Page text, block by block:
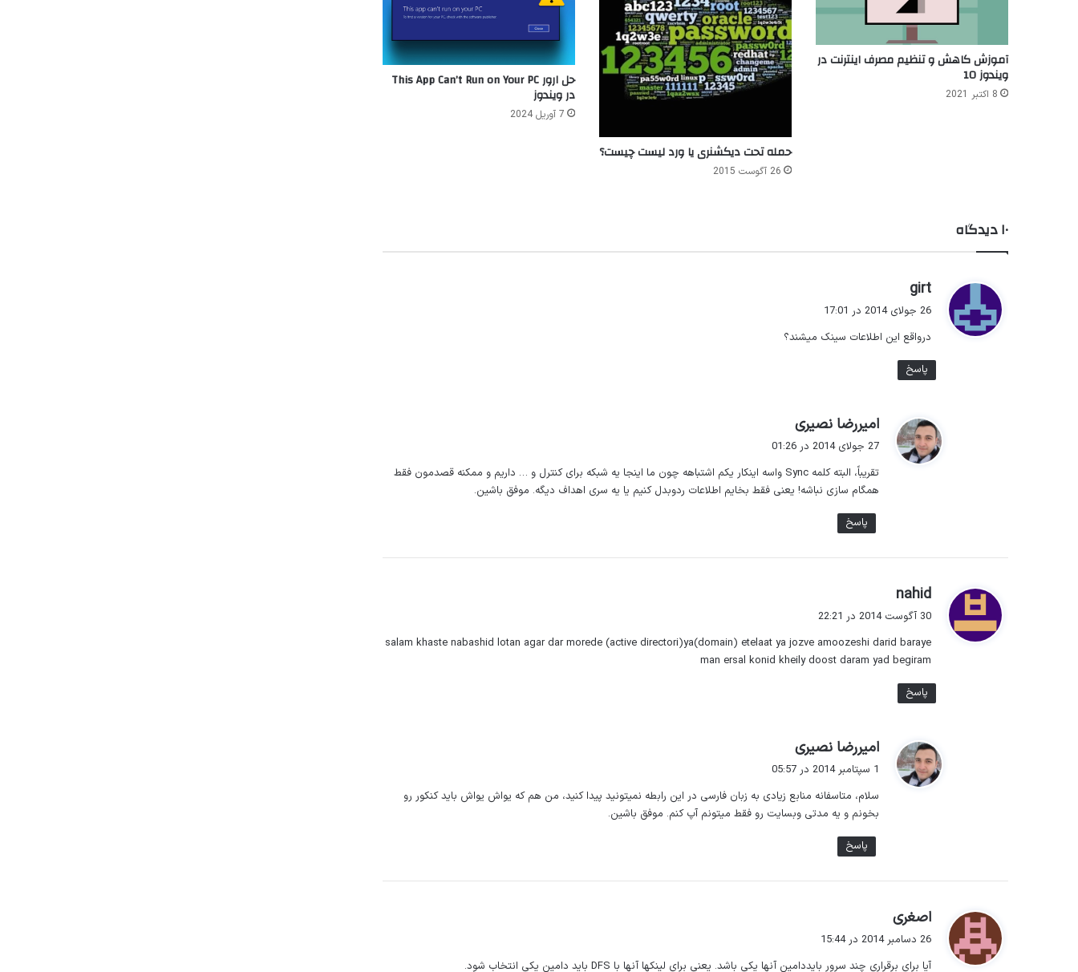
آموزش کاهش و تنظیم مصرف اینترنت در
ویندوز 10
8 اکتبر 2021
حمله تحت دیکشنری یا ورد لیست چیست؟
26 آگوست 2015
حل ارور This App Can’t Run on Your PC
در ویندوز
7 آوریل 2024
۱۰ دیدگاه
girt
ت
:
26 جولای 2014 در 17:01
درواقع این اطلاعات سینک میشند؟
پاسخ
امیررضا نصیری
ف
:
27 جولای 2014 در 01:26
تقریباً، البته کلمه Sync واسه اینکار یکم اشتباهه چون ما اینجا یه شبکه برای کنترل و … داریم و ممکنه قصدمون فقط
همگام سازی نباشه! یعنی فقط بخایم اطلاعات ردوبدل کنیم یا یه سری اهداف دیگه. موفق باشین.
پاسخ
nahid
:
30 آگوست 2014 در 22:21
salam khaste nabashid lotan agar dar morede (active directori)ya(domain) etelaat ya jozve amoozeshi darid baraye
man ersal konid kheily doost daram yad begiram
پاسخ
امیررضا نصیری
ف
:
1 سپتامبر 2014 در 05:57
سلام، متاسفانه منابع زیادی به زبان فارسی در این رابطه نمیتونید پیدا کنید، من هم که یواش یواش باید کنکور رو
بخونم و یه مدتی وبسایت رو فقط میتونم آپ کنم. موفق باشین.
پاسخ
اصغری
ت
26 دسامبر 2014 در 15:44
آیا برای برقراری چند سرور بایددامین آنها یکی باشد. یعنی برای لینکها آنها با DFS باید دامین یکی انتخاب شود.